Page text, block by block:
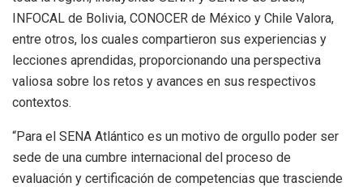
INFOCAL de Bolivia, CONOCER de México y Chile Valora,
entre otros, los cuales compartieron sus experiencias y
lecciones aprendidas, proporcionando una perspectiva
valiosa sobre los retos y avances en sus respectivos
contextos.
“Para el SENA Atlántico es un motivo de orgullo poder ser
sede de una cumbre internacional del proceso de
evaluación y certificación de competencias que trasciende